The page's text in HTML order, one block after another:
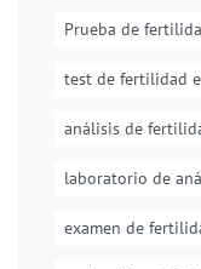
Prueba de
test de fertilidad
análisis de
laboratorio de
examen de